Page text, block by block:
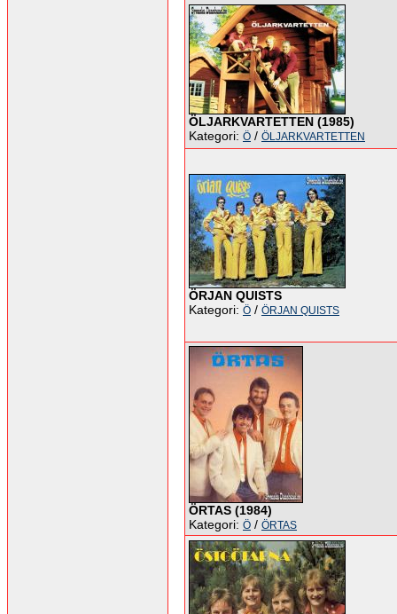
ÖLJARKVARTETTEN (1985)
Kategori: Ö / ÖLJARKVARTETTEN
ÖRJAN QUISTS
Kategori: Ö / ÖRJAN QUISTS
ÖRTAS (1984)
Kategori: Ö / ÖRTAS